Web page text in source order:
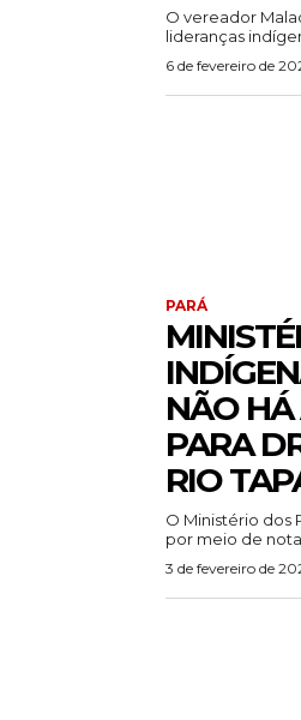
O vereador
lideranças
6 de fevereiro de
PARÁ
NÃO
PARA
RIO
O Ministério dos
por meio de
3 de fevereiro de